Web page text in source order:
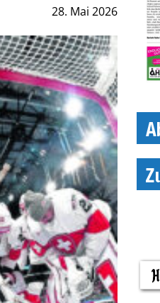
28. Mai 2026